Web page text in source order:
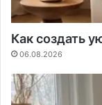
Как создать
06.08.2026